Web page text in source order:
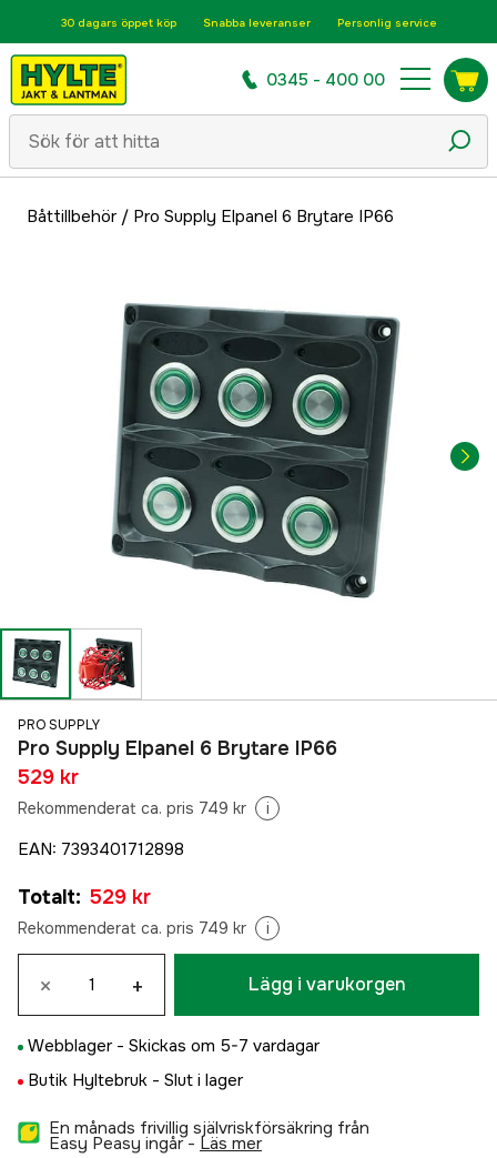
30 dagars öppet köp Snabba leveranser Personlig service
0345 - 400 00
Båttillbehör/ Pro Supply Elpanel 6 Brytare IP66
PRO SUPPLY
Pro Supply Elpanel 6 Brytare IP66
529 kr
Rekommenderat ca. pris 749 kr i
EAN: 7393401712898
Totalt: 529 kr
Rekommenderat ca. pris 749 kr i
× + Lägg i varukorgen
Webblager - Skickas om 5-7 vardagar
Butik Hyltebruk - Slut i lager
En månads frivillig självriskförsäkring från
Easy Peasy ingår - läs mer